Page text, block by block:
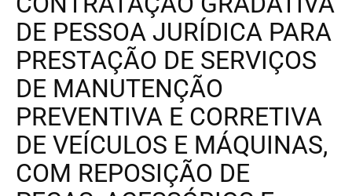
DE PESSOA JURÍDICA PARA
PRESTAÇÃO DE SERVIÇOS
DE MANUTENÇÃO
PREVENTIVA E CORRETIVA
DE VEÍCULOS E MÁQUINAS,
COM REPOSIÇÃO DE